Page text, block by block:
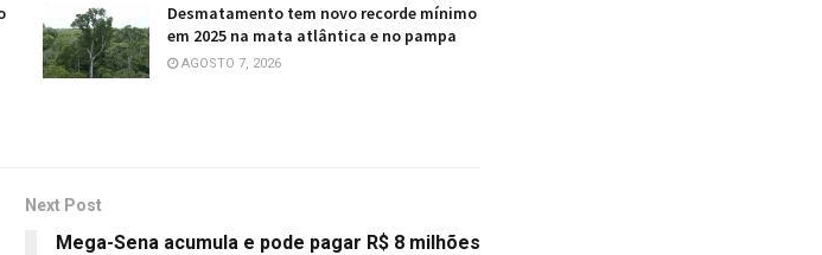
Desmatamento tem novo recorde mínimo
em 2025 na mata atlântica e no pampa
AGOSTO 7, 2026
Next Post
Mega-Sena acumula e pode pagar R$ 8 milhões